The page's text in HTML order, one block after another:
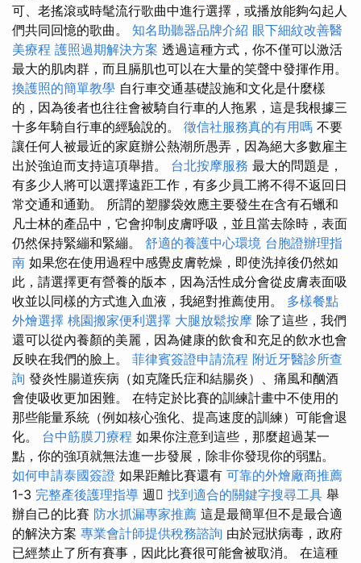
可、老搖滾或時髦流行歌曲中進行選擇，或播放能夠勾起人
們共同回憶的歌曲。 知名助聽器品牌介紹 眼下細紋改善醫
美療程 護照過期解決方案 透過這種方式，你不僅可以激活
最大的肌肉群，而且膈肌也可以在大量的笑聲中發揮作用。
換護照的簡單教學 自行車交通基礎設施和文化是什麼樣
的，因為後者也往往會被騎自行車的人拖累，這是我根據三
十多年騎自行車的經驗說的。 徵信社服務真的有用嗎 不要
讓任何人被最近的家庭辦公熱潮所愚弄，因為絕大多數雇主
出於強迫而支持這項舉措。 台北按摩服務 最大的問題是，
有多少人將可以選擇遠距工作，有多少員工將不得不返回日
常交通和通勤。 所謂的塑膠袋效應主要發生在含有石蠟和
凡士林的產品中，它會抑制皮膚呼吸，並且當去除時，表面
仍然保持緊繃和緊繃。 舒適的養護中心環境 台胞證辦理指
南 如果您在使用過程中感覺皮膚乾燥，即使洗掉後仍然如
此，請選擇更有營養的版本，因為活性成分會從皮膚表面吸
收並以同樣的方式進入血液，我絕對推薦使用。 多樣餐點
外燴選擇 桃園搬家便利選擇 大腿放鬆按摩 除了這些，我們
還可以從內養顏的美麗，因為健康的飲食和充足的飲水也會
反映在我們的臉上。 菲律賓簽證申請流程 附近牙醫診所查
詢 發炎性腸道疾病（如克隆氏症和結腸炎）、痛風和酗酒
會使吸收更加困難。 在特定於比賽的訓練計畫中不使用的
那些能量系統（例如核心強化、提高速度的訓練）可能會退
化。 台中筋膜刀療程 如果你注意到這些，那麼超過某一
點，你的強項就無法進一步發展，除非你發現你的弱點。
如何申請泰國簽證 如果距離比賽還有 可靠的外燴廠商推薦
1-3 完整產後護理指導 週 找到適合的關鍵字搜尋工具 舉
辦自己的比賽 防水抓漏專家推薦 這是最簡單但不是最合適
的解決方案 專業會計師提供稅務諮詢 由於冠狀病毒，政府
已經禁止了所有賽事，因此比賽很可能會被取消。 在這種